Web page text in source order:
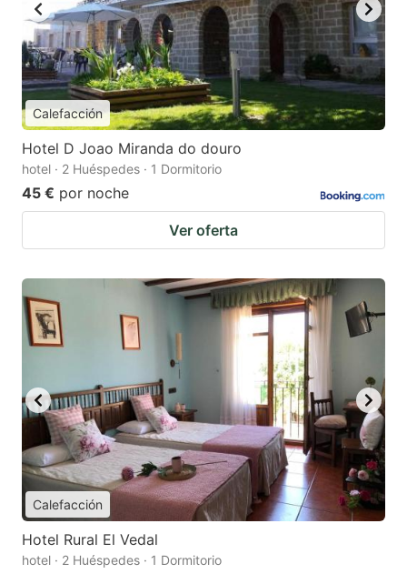
Calefacción
Hotel D Joao Miranda do douro
hotel · 2 Huéspedes · 1 Dormitorio
45 € por noche
Ver oferta
Calefacción
Hotel Rural El Vedal
hotel · 2 Huéspedes · 1 Dormitorio